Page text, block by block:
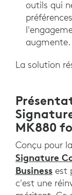
outils qui
augmente.
La solution
MK880
Conçu pour
Signature
Business est
c'est une